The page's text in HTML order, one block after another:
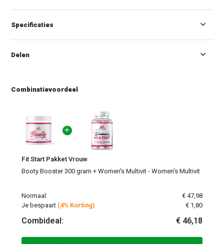
Combinatievoordeel
Fit Start Pakket Vrouw
Booty Booster 300 gram +Women's Multivit - Women's Multivit
Normaal:
€ 47,98
Je bespaart (4% Korting) € 1,80
Combideal: € 46,18
Specificaties
Delen